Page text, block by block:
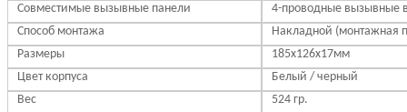
Совместимые вызывные панели
4-проводные вызывные
Способ монтажа
Накладной (монтажная
Размеры
185х126х17мм
Цвет корпуса
Белый / черный
Вес
524 гр.